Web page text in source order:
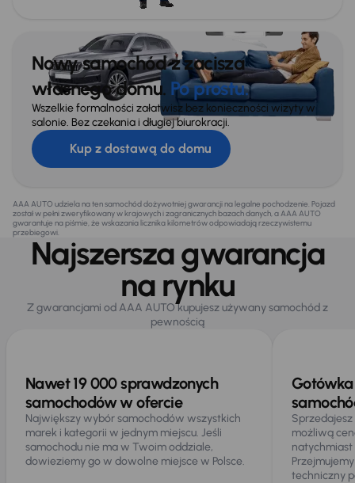
Nowy samochód z zacisza
własnego domu. Po prostu.
Wszelkie formalności załatwisz bez konieczności wizyty w
salonie. Bez czekania i długiej biurokracji.
Kup z dostawą do domu
AAA AUTO udziela na ten samochód dożywotniej gwarancji na legalne pochodzenie. Pojazd
został w pełni zweryfikowany w krajowych i zagranicznych bazach danych, a AAA AUTO
gwarantuje na piśmie, że wskazania licznika kilometrów odpowiadają rzeczywistemu
przebiegowi.
Najszersza gwarancja
na rynku
Z gwarancjami od AAA AUTO kupujesz używany samochód z
pewnością
Nawet 19 000 sprawdzonych
samochodów w ofercie
Największy wybór samochodów wszystkich
marek i kategorii w jednym miejscu. Jeśli
samochodu nie ma w Twoim oddziale,
dowieziemy go w dowolne miejsce w Polsce.
możliwą
techniczny